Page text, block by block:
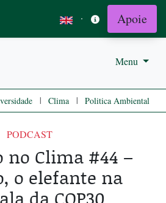
· Apoie
Menu
| Clima | Politica Ambiental
PODCAST
no Clima #44 –
o elefante na